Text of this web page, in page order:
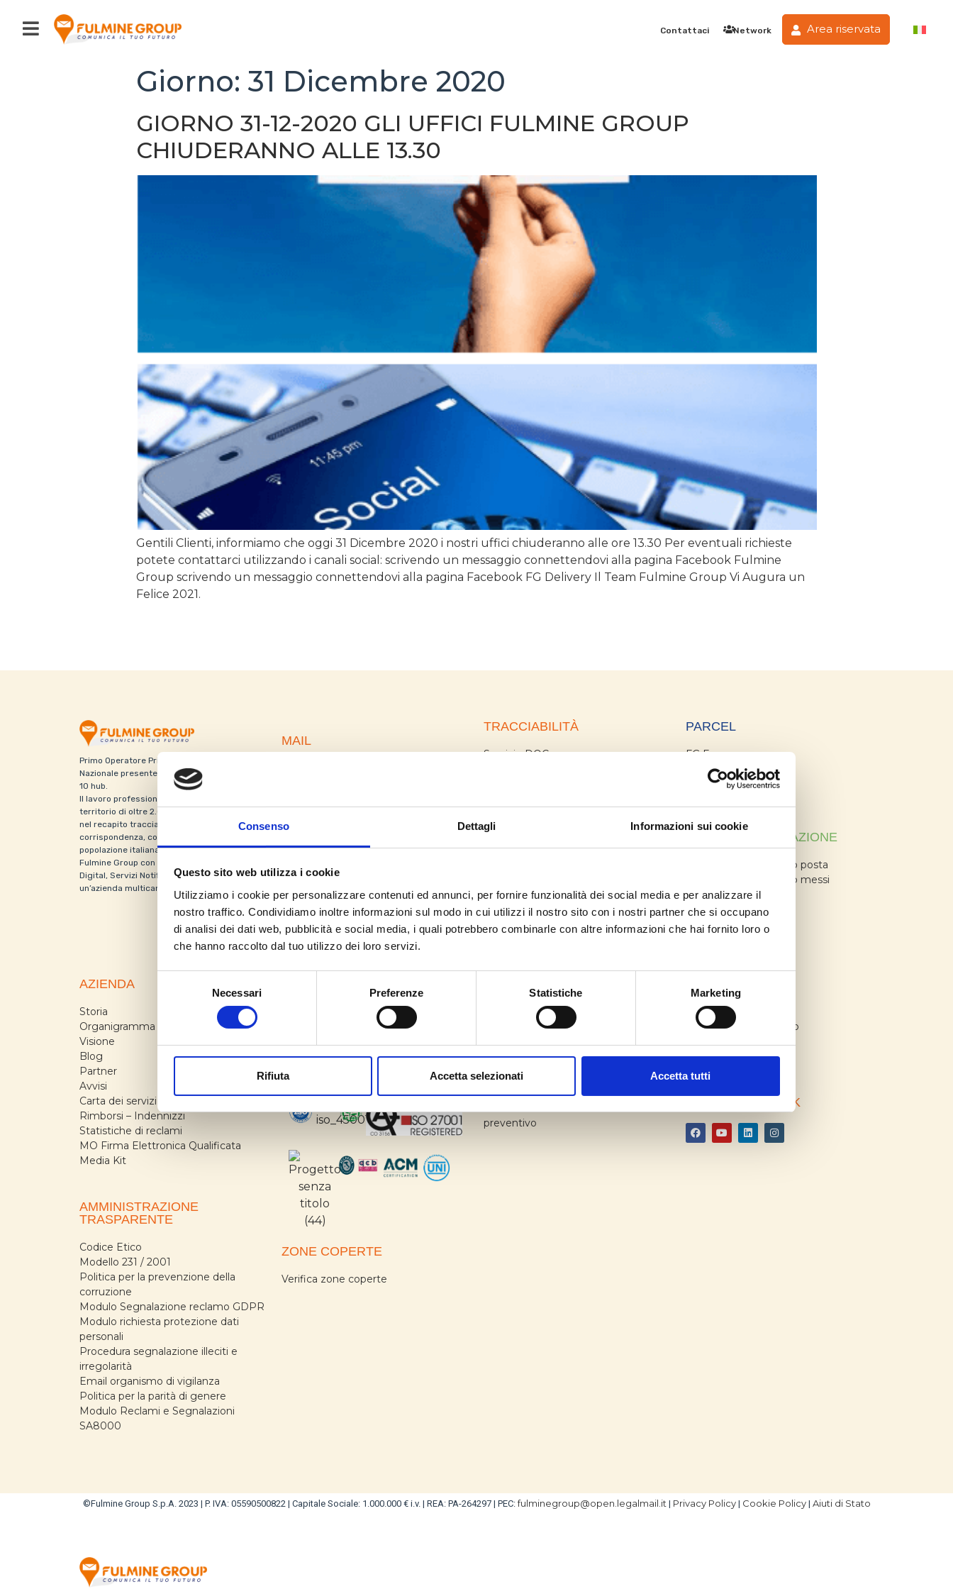
Consenso Dettagli Informazioni sui cookie
Questo sito web utilizza i cookie
Utilizziamo i cookie per personalizzare contenuti ed annunci, per fornire funzionalità dei social media e per analizzare il
nostro traffico. Condividiamo inoltre informazioni sul modo in cui utilizzi il nostro sito con i nostri partner che si occupano
di analisi dei dati web, pubblicità e social media, i quali potrebbero combinarle con altre informazioni che hai fornito loro o
che hanno raccolto dal tuo utilizzo dei loro servizi.
Necessari Preferenze Statistiche Marketing
Rifiuta Accetta selezionati Accetta tutti
Contattaci Network Area riservata
Giorno: 31 Dicembre 2020
GIORNO 31-12-2020 GLI UFFICI FULMINE GROUP
CHIUDERANNO ALLE 13.30
Gentili Clienti, informiamo che oggi 31 Dicembre 2020 i nostri uffici chiuderanno alle ore 13.30 Per eventuali richieste
potete contattarci utilizzando i canali social: scrivendo un messaggio connettendovi alla pagina Facebook Fulmine
Group scrivendo un messaggio connettendovi alla pagina Facebook FG Delivery Il Team Fulmine Group Vi Augura un
Felice 2021.
Primo Operatore Privato del Mercato Postale
Nazionale presente con 400 agenzie partner e
10 hub.
Il lavoro professionale e la conoscenza del
territorio di oltre 2.000 postini garantiscono
nel recapito tracciato la puntualità della
corrispondenza, coprendo circa il 70% della
popolazione italiana.
Fulmine Group con le business unit – Mail,
Digital, Servizi Notificazione e Parcel – è
un’azienda multicanale e multiprodotto.
MAIL
DIGITAL
Giacenza Digitale
Document Composition
Conversione digitale dei documenti
Invio digitale multicanale
Archiviazione ottica
TRACCIABILITÀ
Servizio DOC
STAMPA
Stampa della corrispondenza
PARCEL
FG Economy
FG Slim
FG Time
SERVIZI NOTIFICAZIONE
Notificazione a mezzo posta
Notificazione a mezzo messi
AZIENDA
Storia
Organigramma
Visione
Blog
Partner
Avvisi
Carta dei servizi
Rimborsi – Indennizzi
Statistiche di reclami
MO Firma Elettronica Qualificata
Media Kit
AMMINISTRAZIONE
TRASPARENTE
Codice Etico
Modello 231 / 2001
Politica per la prevenzione della
corruzione
Modulo Segnalazione reclamo GDPR
Modulo richiesta protezione dati
personali
Procedura segnalazione illeciti e
irregolarità
Email organismo di vigilanza
Politica per la parità di genere
Modulo Reclami e Segnalazioni
SA8000
CERTIFICAZIONI
ZONE COPERTE
Verifica zone coperte
INFO COMMERCIALI
preventivo
Dove siamo
Trova l’ufficio più vicino
Diventa Partner
SOCIAL NETWORK
©Fulmine Group S.p.A. 2023 | P. IVA: 05590500822 | Capitale Sociale: 1.000.000 € i.v. | REA: PA-264297 | PEC:fulminegroup@open.legalmail.it| Privacy Policy| Cookie Policy| Aiuti di Stato